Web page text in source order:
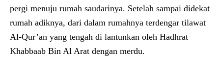
pergi menuju rumah saudarinya. Setelah sampai didekat
rumah adiknya, dari dalam rumahnya terdengar tilawat
Al-Qur’an yang tengah di lantunkan oleh Hadhrat
Khabbaab Bin Al Arat dengan merdu.